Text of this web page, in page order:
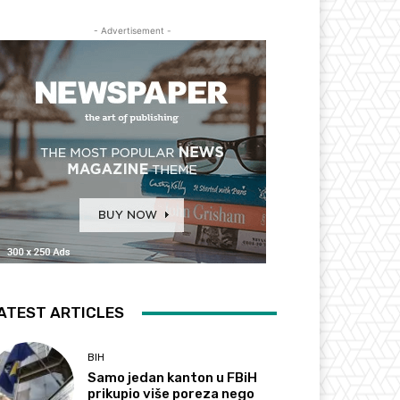
- Advertisement -
ARTICLES
BIH
Samo jedan kanton u FBiH
prikupio više poreza nego